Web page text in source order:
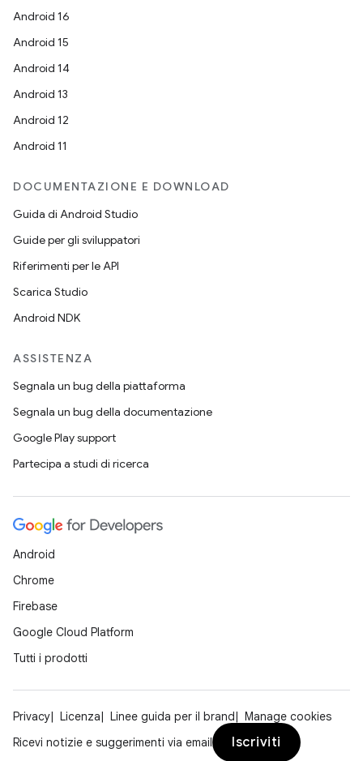
Android 16
Android 15
Android 14
Android 13
Android 12
Android 11
DOCUMENTAZIONE E DOWNLOAD
Guida di Android Studio
Guide per gli sviluppatori
Riferimenti per le API
Scarica Studio
Android NDK
ASSISTENZA
Segnala un bug della piattaforma
Segnala un bug della documentazione
Google Play support
Partecipa a studi di ricerca
Android
Chrome
Firebase
Google Cloud Platform
Tutti i prodotti
Privacy Licenza Linee guida per il brand
Manage cookies
Ricevi notizie e suggerimenti via email
Iscriviti